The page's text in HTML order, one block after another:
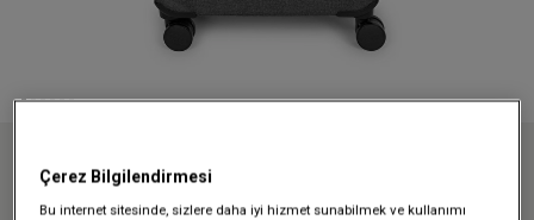
Anasayfa Valizler
Transit'r4
TRANSIT'R 4 S + BLACK DENIM TEKERLEKLİ VALİZ
Çerez Bilgilendirmesi
Bu internet sitesinde, sizlere daha iyi hizmet sunabilmek ve kullanımı